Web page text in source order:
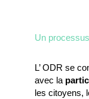
Un
L’ ODR se
avec la
les citoyens,